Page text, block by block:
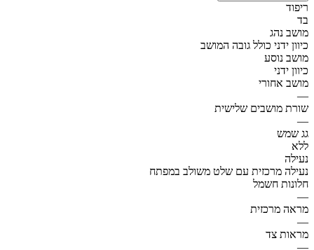
ריפוד
בד
מושב נהג
כיוון ידני כולל גובה המושב
מושב נוסע
כיוון ידני
מושב אחורי
—
שורת מושבים שלישית
—
גג שמש
ללא
נעילה
נעילה מרכזית עם שלט משולב במפתח
חלונות חשמל
—
מראה מרכזית
—
מראות צד
—